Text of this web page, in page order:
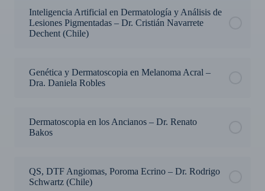
Inteligencia Artificial en Dermatología y Análisis de
Lesiones Pigmentadas – Dr. Cristián Navarrete
Dechent (Chile)
Genética y Dermatoscopia en Melanoma Acral –
Dra. Daniela Robles
Dermatoscopia en los Ancianos – Dr. Renato
Bakos
QS, DTF Angiomas, Poroma Ecrino – Dr. Rodrigo
Schwartz (Chile)